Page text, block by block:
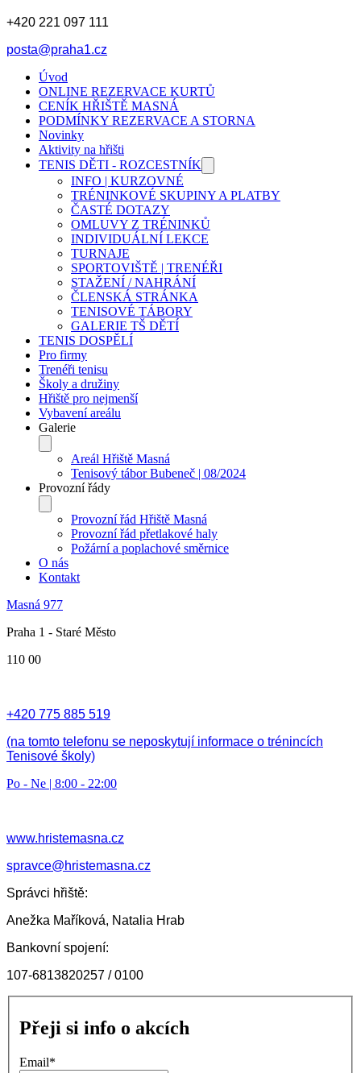
+420 221 097 111
posta@praha1.cz
Úvod
ONLINE REZERVACE KURTŮ
CENÍK HŘIŠTĚ MASNÁ
PODMÍNKY REZERVACE A STORNA
Novinky
Aktivity na hřišti
TENIS DĚTI - ROZCESTNÍK
INFO | KURZOVNÉ
TRÉNINKOVÉ SKUPINY A PLATBY
ČASTÉ DOTAZY
OMLUVY Z TRÉNINKŮ
INDIVIDUÁLNÍ LEKCE
TURNAJE
SPORTOVIŠTĚ | TRENÉŘI
STAŽENÍ / NAHRÁNÍ
ČLENSKÁ STRÁNKA
TENISOVÉ TÁBORY
GALERIE TŠ DĚTÍ
TENIS DOSPĚLÍ
Pro firmy
Trenéři tenisu
Školy a družiny
Hřiště pro nejmenší
Vybavení areálu
Galerie
Areál Hřiště Masná
Tenisový tábor Bubeneč | 08/2024
Provozní řády
Provozní řád Hřiště Masná
Provozní řád přetlakové haly
Požární a poplachové směrnice
O nás
Kontakt
Masná 977
Praha 1 - Staré Město
110 00
+420 775 885 519
(na tomto telefonu se neposkytují informace o trénincích
Tenisové školy)
Po - Ne | 8:00 - 22:00
www.hristemasna.cz
spravce@hristemasna.cz
Správci hřiště:
Anežka Maříková, Natalia Hrab
Bankovní spojení:
107-6813820257 / 0100
Přeji si info o akcích
Email*